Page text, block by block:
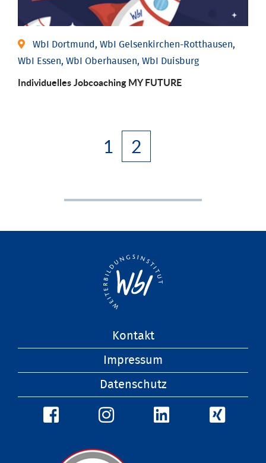
WbI Dortmund, WbI Gelsenkirchen-Rotthausen,
WbI Essen, WbI Oberhausen, WbI Duisburg
Individuelles Jobcoaching MY FUTURE
1 2
Kontakt
Impressum
Datenschutz